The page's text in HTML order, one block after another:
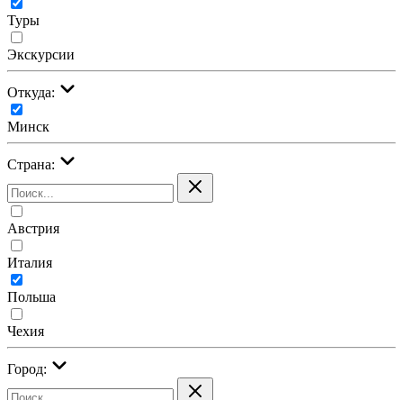
Туры
Экскурсии
Откуда:
Минск
Страна:
Австрия
Италия
Польша
Чехия
Город: